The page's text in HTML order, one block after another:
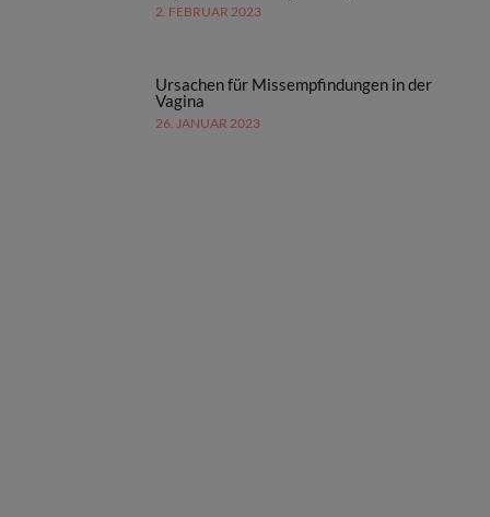
2. FEBRUAR 2023
Ursachen für Missempfindungen in der
Vagina
26. JANUAR 2023